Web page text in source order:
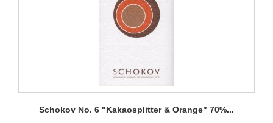
Schokov No. 6 "Kakaosplitter & Orange" 70%...